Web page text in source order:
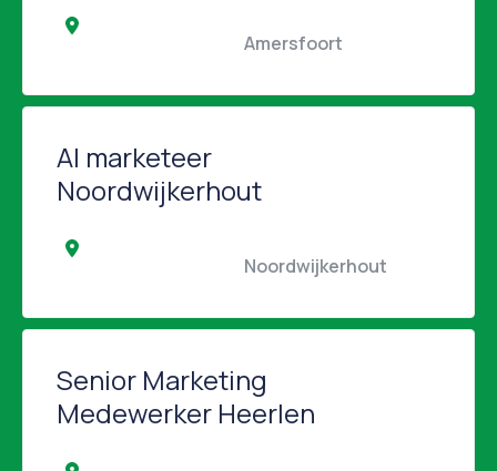
AI marketeer
Noordwijkerhout
Senior Marketing
Medewerker Heerlen